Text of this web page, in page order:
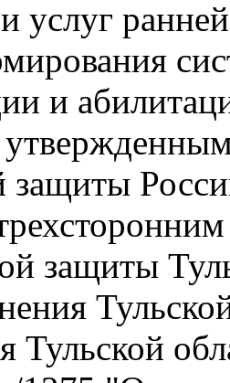
с
услуг
и
защиты
защиты